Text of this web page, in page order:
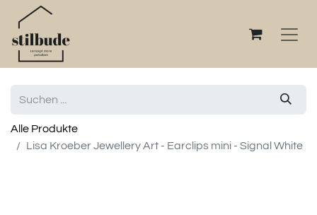
Alle Produkte
Lisa Kroeber Jewellery Art - Earclips mini - Signal White